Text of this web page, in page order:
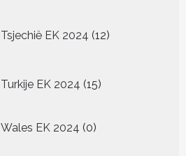
Tsjechië EK 2024 12
producten
Turkije EK 2024 15
producten
Wales EK 2024 00